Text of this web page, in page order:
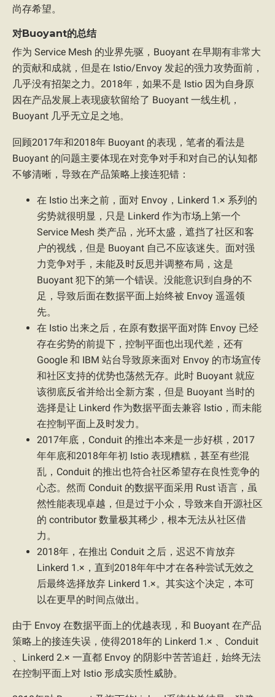
尚存希望。
对Buoyant的总结
作为 Service Mesh 的业界先驱，Buoyant 在早期有非常大
的贡献和成就，但是在 Istio/Envoy 发起的强力攻势面前，
几乎没有招架之力。2018年，如果不是 Istio 因为自身原
因在产品发展上表现疲软留给了 Buoyant 一线生机，
Buoyant 几乎无立足之地。
回顾2017年和2018年 Buoyant 的表现，笔者的看法是
Buoyant 的问题主要体现在对竞争对手和对自己的认知都
不够清晰，导致在产品策略上接连犯错：
在 Istio 出来之前，面对 Envoy，Linkerd 1.× 系列的
劣势就很明显，只是 Linkerd 作为市场上第一个
Service Mesh 类产品，光环太盛，遮挡了社区和客
户的视线，但是 Buoyant 自己不应该迷失。面对强
力竞争对手，未能及时反思并调整布局，这是
Buoyant 犯下的第一个错误。没能意识到自身的不
足，导致后面在数据平面上始终被 Envoy 遥遥领
先。
在 Istio 出来之后，在原有数据平面对阵 Envoy 已经
存在劣势的前提下，控制平面也出现代差，还有
Google 和 IBM 站台导致原来面对 Envoy 的市场宣传
和社区支持的优势也荡然无存。此时 Buoyant 就应
该彻底反省并给出全新方案，但是 Buoyant 当时的
选择是让 Linkerd 作为数据平面去兼容 Istio，而未能
在控制平面上及时发力。
2017年底，Conduit 的推出本来是一步好棋，2017
年年底和2018年年初 Istio 表现糟糕，甚至有些混
乱，Conduit 的推出也符合社区希望存在良性竞争的
心态。然而 Conduit 的数据平面采用 Rust 语言，虽
然性能表现卓越，但是过于小众，导致来自开源社区
的 contributor 数量极其稀少，根本无法从社区借
力。
2018年，在推出 Conduit 之后，迟迟不肯放弃
Linkerd 1.×，直到2018年年中才在各种尝试无效之
后最终选择放弃 Linkerd 1.×。其实这个决定，本可
以在更早的时间点做出。
由于 Envoy 在数据平面上的优越表现，和 Buoyant 在产品
策略上的接连失误，使得2018年的 Linkerd 1.× 、Conduit
、Linkerd 2.× 一直都 Envoy 的阴影中苦苦追赶，始终无法
在控制平面上对 Istio 形成实质性威胁。